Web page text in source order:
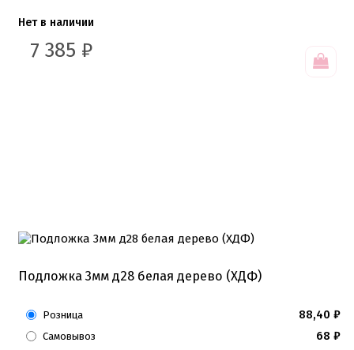
Нет в наличии
7 385 ₽
Подложка 3мм д28 белая дерево (ХДФ)
Розница 88,40 ₽
Самовывоз 68 ₽